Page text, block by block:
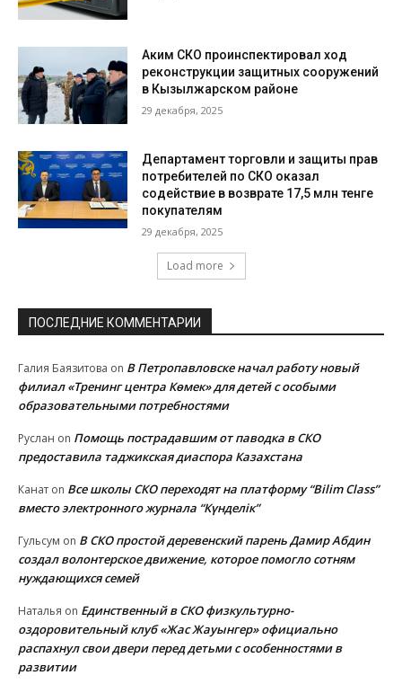
Аким СКО проинспектировал ход
реконструкции защитных сооружений
в Кызылжарском районе
29 декабря, 2025
Департамент торговли и защиты прав
потребителей по СКО оказал
содействие в возврате 17,5 млн тенге
покупателям
29 декабря, 2025
Load more
ПОСЛЕДНИЕ КОММЕНТАРИИ
Галия Баязитова on В Петропавловске начал работу новый
филиал «Тренинг центра Көмек» для детей с особыми
образовательными потребностями
Руслан on Помощь пострадавшим от паводка в СКО
предоставила таджикская диаспора Казахстана
Канат on Все школы СКО переходят на платформу “Bilim Class”
вместо электронного журнала “Күнделік”
Гульсум on В СКО простой деревенский парень Дамир Абдин
создал волонтерское движение, которое помогло сотням
нуждающихся семей
Наталья on Единственный в СКО физкультурно-
оздоровительный клуб «Жас Жауынгер» официально
распахнул свои двери перед детьми с особенностями в
развитии